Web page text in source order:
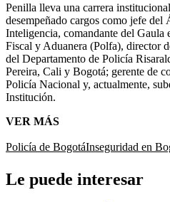
Penilla lleva una carrera
desempeñado cargos como jefe del
Inteligencia, comandante del
Fiscal y Aduanera (Polfa), director
del Departamento de Policía
Pereira, Cali y Bogotá; gerente de
Policía Nacional y, actualmente,
Institución.
VER MÁS
Policía de BogotáInseguridad en
Le puede interesar